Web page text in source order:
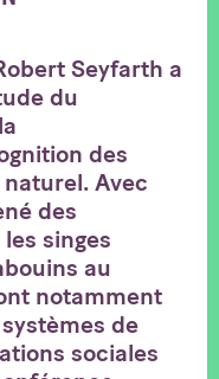
Seyfarth a
du
des
Avec
des
singes
au
notamment
de
sociales